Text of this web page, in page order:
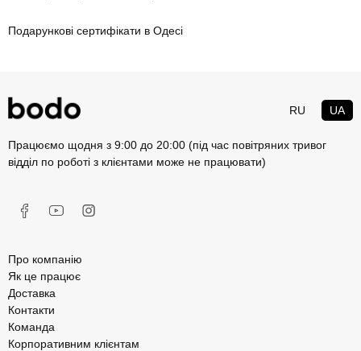
Подарункові сертифікати в Одесі
RU UA
Працюємо щодня з 9:00 до 20:00 (під час повітряних тривог
відділ по роботі з клієнтами може не працювати)
Про компанію
Як це працює
Доставка
Контакти
Команда
Корпоративним клієнтам